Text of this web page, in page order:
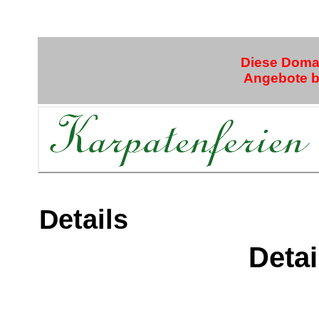
Diese
Angebote
Details